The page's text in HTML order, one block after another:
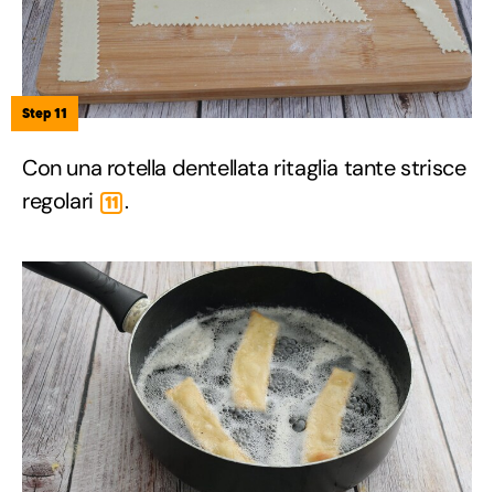
Step 11
Con una rotella dentellata ritaglia tante strisce
regolari
11 .